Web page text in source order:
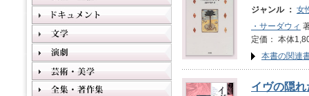
ジャンル ： 女
・サーダウィ
定価： 本体
本書の関連
イヴの隠れ